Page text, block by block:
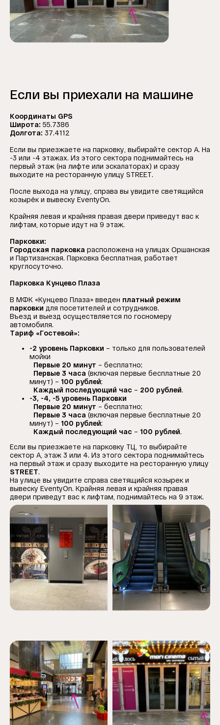
Если вы приехали на машине
Координаты GPS
Широта: 55.7386
Долгота: 37.4112
Если вы приезжаете на парковку, выбирайте сектор А. На
-3 или -4 этажах. Из этого сектора поднимайтесь на
первый этаж (на лифте или эскалаторах) и сразу
выходите на ресторанную улицу STREET.
После выхода на улицу, справа вы увидите светящийся
козырёк и вывеску EventyOn.
Крайняя левая и крайняя правая двери приведут вас к
лифтам, которые идут на 9 этаж.
Парковки:
Городская парковка расположена на улицах Оршанская
и Партизанская. Парковка бесплатная, работает
круглосуточно.
Парковка Кунцево Плаза
В МФК «Кунцево Плаза» введен платный режим
парковки для посетителей и сотрудников.
Въезд и выезд осуществляется по госномеру
автомобиля.
Тариф «Гостевой»:
-2 уровень Парковки – только для пользователей
мойки
Первые 20 минут – бесплатно;
Первые 3 часа (включая первые бесплатные 20
минут) – 100 рублей;
Каждый последующий час – 200 рублей.
-3, -4, -5 уровень Парковки
Первые 20 минут – бесплатно;
Первые 3 часа (включая первые бесплатные 20
минут) – 100 рублей;
Каждый последующий час – 100 рублей.
Если вы приезжаете на парковку ТЦ, то выбирайте
сектор А, этаж 3 или 4. Из этого сектора поднимайтесь
на первый этаж и сразу выходите на ресторанную улицу
STREET.
На улице вы увидите справа светящийся козырек и
вывеску EventyOn. Крайняя левая и крайняя правая
двери приведут вас к лифтам, поднимайтесь на 9 этаж.